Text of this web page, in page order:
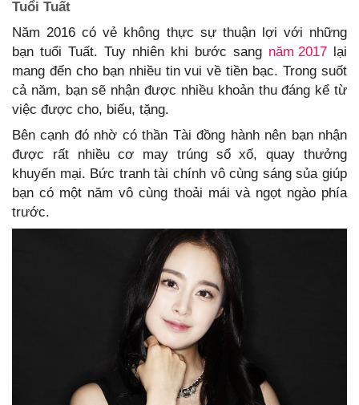
Tuổi Tuất
Năm 2016 có vẻ không thực sự thuận lợi với những
bạn tuổi Tuất. Tuy nhiên khi bước sang năm 2017 lại
mang đến cho bạn nhiều tin vui về tiền bạc. Trong suốt
cả năm, bạn sẽ nhận được nhiều khoản thu đáng kể từ
việc được cho, biếu, tặng.
Bên cạnh đó nhờ có thần Tài đồng hành nên bạn nhận
được rất nhiều cơ may trúng sổ xố, quay thưởng
khuyến mại. Bức tranh tài chính vô cùng sáng sủa giúp
bạn có một năm vô cùng thoải mái và ngọt ngào phía
trước.